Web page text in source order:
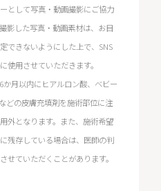
として写真・動画撮影にご協力
影した写真・動画素材は、お目
できないようにした上で、SNS
使用させていただきます。
か月以内にヒアルロン酸、ベビー
どの皮膚充填剤を施術部位に注
外となります。また、施術希望
残存している場合は、医師の判
せていただくことがあります。